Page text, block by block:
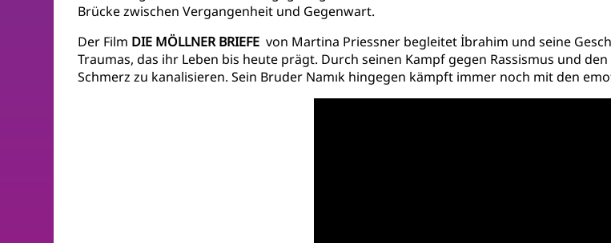
Brücke zwischen Vergangenheit und Gegenwart.
Der Film DIE MÖLLNER BRIEFE von Martina Priessner begleitet İbrahim und seine
Traumas, das ihr Leben bis heute prägt. Durch seinen Kampf gegen Rassismus und
Schmerz zu kanalisieren. Sein Bruder Namık hingegen kämpft immer noch mit den